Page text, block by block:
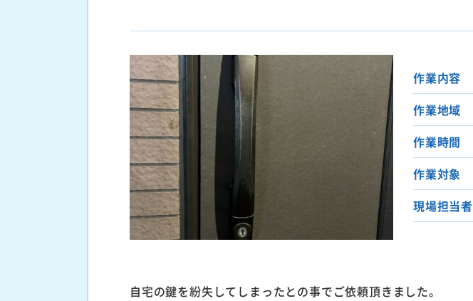
作業内容
作業地域
作業時間
作業対象
現場担当者
自宅の鍵を紛失してしまったとの事でご依頼頂きました。